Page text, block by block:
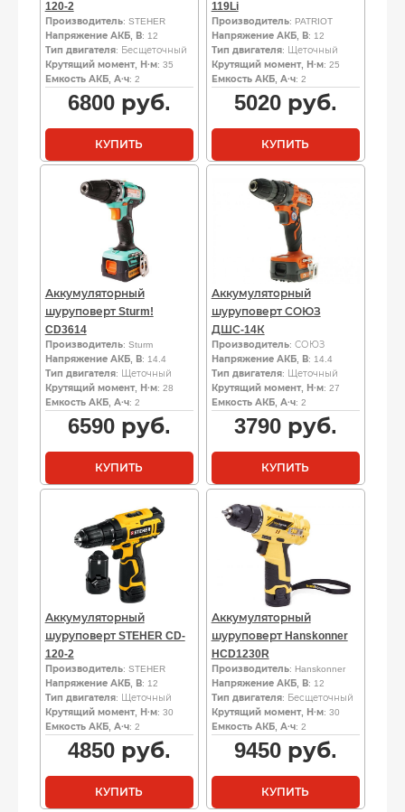
120-2
Производитель: STEHER
Напряжение АКБ, В: 12
Тип двигателя: Бесщеточный
Крутящий момент, Н·м: 35
Емкость АКБ, А·ч: 2
6800руб.
КУПИТЬ
119Li
Производитель: PATRIOT
Напряжение АКБ, В: 12
Тип двигателя: Щеточный
Крутящий момент, Н·м: 25
Емкость АКБ, А·ч: 2
5020руб.
КУПИТЬ
Аккумуляторный
шуруповерт Sturm!
CD3614
Производитель: Sturm
Напряжение АКБ, В: 14.4
Тип двигателя: Щеточный
Крутящий момент, Н·м: 28
Емкость АКБ, А·ч: 2
6590руб.
КУПИТЬ
Аккумуляторный
шуруповерт СОЮЗ
ДШС-14К
Производитель: СОЮЗ
Напряжение АКБ, В: 14.4
Тип двигателя: Щеточный
Крутящий момент, Н·м: 27
Емкость АКБ, А·ч: 2
3790руб.
КУПИТЬ
Аккумуляторный
шуруповерт STEHER CD-
120-2
Производитель: STEHER
Напряжение АКБ, В: 12
Тип двигателя: Щеточный
Крутящий момент, Н·м: 30
Емкость АКБ, А·ч: 2
4850руб.
КУПИТЬ
Аккумуляторный
шуруповерт Hanskonner
HCD1230R
Производитель: Hanskonner
Напряжение АКБ, В: 12
Тип двигателя: Бесщеточный
Крутящий момент, Н·м: 30
Емкость АКБ, А·ч: 2
9450руб.
КУПИТЬ